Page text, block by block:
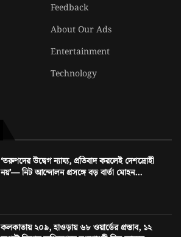
Feedback
About Our Ads
Entertainment
Technology
‘তরুণদের উদ্বেগ ন্যায্য, প্রতিবাদ করলেই দেশদ্রোহী
নয়’— নিট আন্দোলন প্রসঙ্গে বড় বার্তা মোহন...
কলকাতায় ২০৯, হাওড়ায় ৬৮ ওয়ার্ডের প্রস্তাব, ১২